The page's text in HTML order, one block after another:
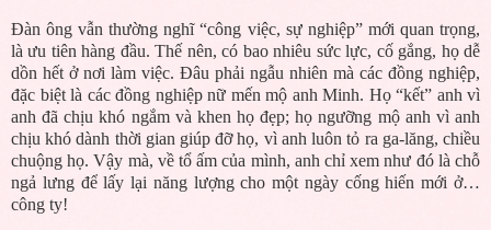
Đàn ông vẫn thường nghĩ “công việc, sự nghiệp” mới quan trọng,
là ưu tiên hàng đầu. Thế nên, có bao nhiêu sức lực, cố gắng, họ dễ
dồn hết ở nơi làm việc. Đâu phải ngẫu nhiên mà các đồng nghiệp,
đặc biệt là các đồng nghiệp nữ mến mộ anh Minh. Họ “kết” anh vì
anh đã chịu khó ngắm và khen họ đẹp; họ ngưỡng mộ anh vì anh
chịu khó dành thời gian giúp đỡ họ, vì anh luôn tỏ ra ga-lăng, chiều
chuộng họ. Vậy mà, về tổ ấm của mình, anh chỉ xem như đó là chỗ
ngả lưng để lấy lại năng lượng cho một ngày cống hiến mới ở…
công ty!